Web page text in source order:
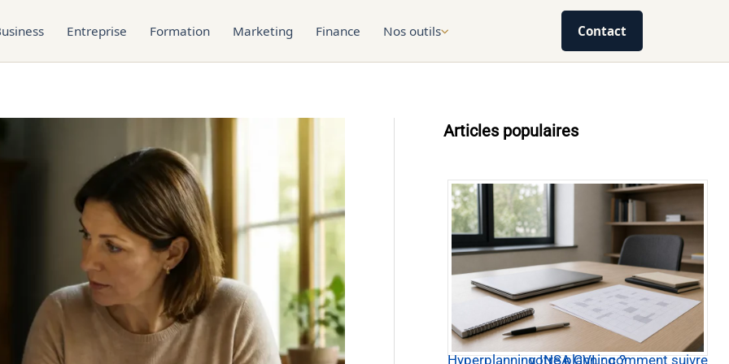
Entreprise Formation Marketing Finance Nos outils Contact
Articles populaires
Hyperplanning INSA CVL : comment suivre votre planning ?